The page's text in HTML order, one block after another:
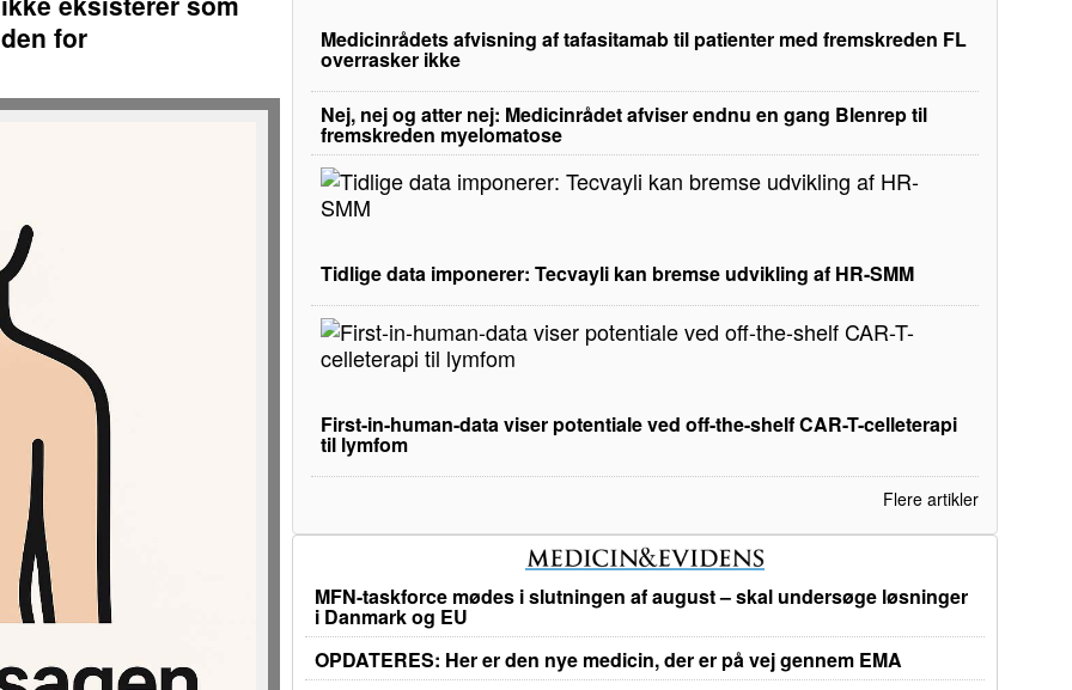
for
Medicinrådets afvisning af tafasitamab til patienter med fremskreden FL
overrasker ikke
Nej, nej og atter nej: Medicinrådet afviser endnu en gang Blenrep til
fremskreden myelomatose
Tidlige data imponerer: Tecvayli kan bremse udvikling af HR-SMM
First-in-human-data viser potentiale ved off-the-shelf CAR-T-celleterapi
til lymfom
Flere artikler
MFN-taskforce mødes i slutningen af august – skal undersøge løsninger
i Danmark og EU
OPDATERES: Her er den nye medicin, der er på vej gennem EMA